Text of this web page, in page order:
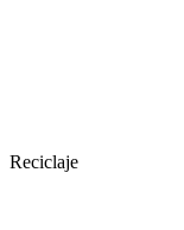
Reciclaje